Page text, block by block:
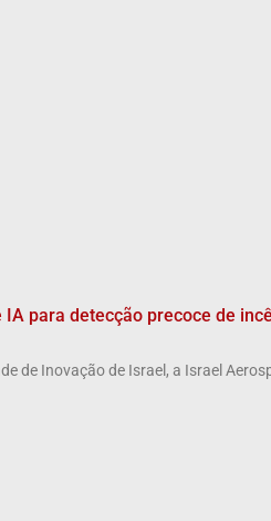
para detecção precoce de
de Inovação de Israel, a Israel